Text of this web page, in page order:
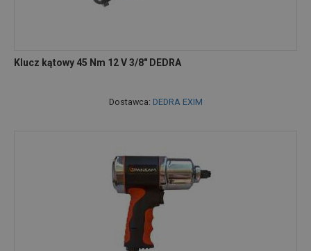
Klucz kątowy 45 Nm 12 V 3/8" DEDRA
Dostawca: DEDRA EXIM